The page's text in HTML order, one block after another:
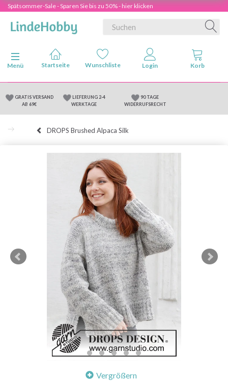
Spätsommer-Sale - Sparen Sie bis zu 50% - hier klicken
Anzeige ändern
Menü
GRATIS VERSAND
AB 69€
LIEFERUNG 2-4
WERKTAGE
90 TAGE
WIDERRUFSRECHT
DROPS Brushed Alpaca Silk
Vergrößern